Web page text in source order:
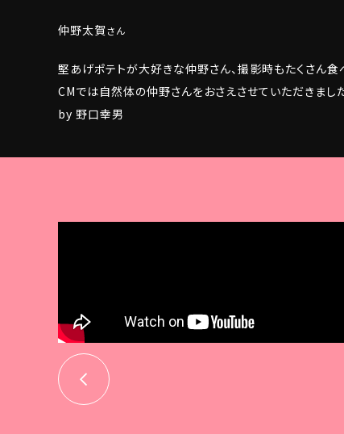
仲野太賀さん
堅あげポテトが大好きな仲野さん、撮影時もたくさん食
CMでは自然体の仲野さんをおさえさせていただきまし
by 野口幸男